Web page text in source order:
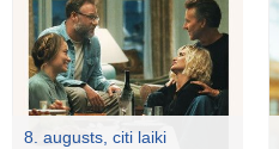
8. augusts, citi laiki